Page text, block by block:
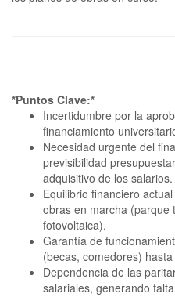
*Puntos Clave:*
Incertidumbre por la
financiamiento
Necesidad urgente del
previsibilidad
adquisitivo de los salarios.
Equilibrio financiero
obras en marcha (parque
fotovoltaica).
Garantía de
(becas, comedores)
Dependencia de las
salariales, generando